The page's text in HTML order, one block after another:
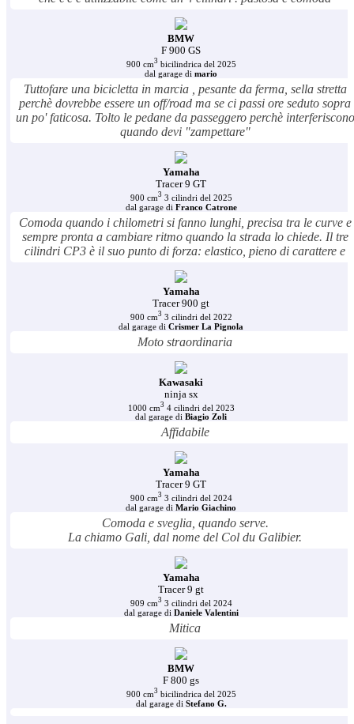
BMW
F 900 GS
900 cm3 bicilindrica del 2025
dal garage di mario
Tuttofare una bicicletta in marcia , pesante da ferma, sella stretta
perchè dovrebbe essere un off/road ma se ci passi ore seduto sopra
un po' faticosa. Tolto le pedane da passeggero perchè interferiscono
quando devi "zampettare"
Yamaha
Tracer 9 GT
900 cm3 3 cilindri del 2025
dal garage di Franco Catrone
Comoda quando i chilometri si fanno lunghi, precisa tra le curve e
sempre pronta a cambiare ritmo quando la strada lo chiede. Il tre
cilindri CP3 è il suo punto di forza: elastico, pieno di carattere e
Yamaha
Tracer 900 gt
900 cm3 3 cilindri del 2022
dal garage di Crismer La Pignola
Moto straordinaria
Kawasaki
ninja sx
1000 cm3 4 cilindri del 2023
dal garage di Biagio Zoli
Affidabile
Yamaha
Tracer 9 GT
900 cm3 3 cilindri del 2024
dal garage di Mario Giachino
Comoda e sveglia, quando serve.
La chiamo Gali, dal nome del Col du Galibier.
Yamaha
Tracer 9 gt
909 cm3 3 cilindri del 2024
dal garage di Daniele Valentini
Mitica
BMW
F 800 gs
900 cm3 bicilindrica del 2025
dal garage di Stefano G.